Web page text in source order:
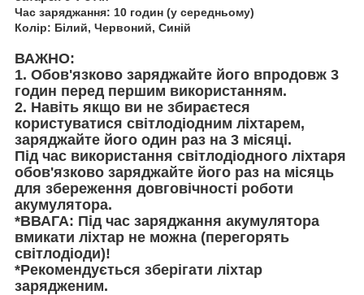
Час заряджання: 10 годин (у середньому)
Колір: Білий, Червоний, Синій
ВАЖНО:
1. Обов'язково заряджайте його впродовж 3
годин перед першим використанням.
2. Навіть якщо ви не збираєтеся
користуватися світлодіодним ліхтарем,
заряджайте його один раз на 3 місяці.
Під час використання світлодіодного ліхтаря
обов'язково заряджайте його раз на місяць
для збереження довговічності роботи
акумулятора.
*ВВАГА: Під час заряджання акумулятора
вмикати ліхтар не можна (перегорять
світлодіоди)!
*Рекомендується зберігати ліхтар
зарядженим.